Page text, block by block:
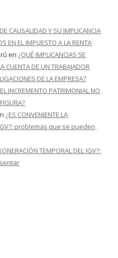
CAUSALIDAD Y SU IMPLICANCIA
EN EL IMPUESTO A LA RENTA
en ¿QUÉ IMPLICANCIAS SE
CUENTA DE UN TRABAJADOR
DE LA EMPRESA?
EL INCREMENTO PATRIMONIAL NO
¿ES CONVENIENTE LA
IGV?: problemas que se pueden
TEMPORAL DEL IGV?: